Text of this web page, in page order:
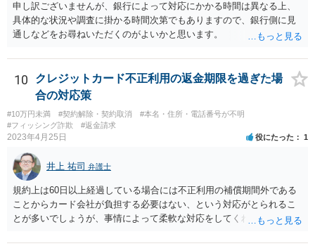
申し訳ございませんが、銀行によって対応にかかる時間は異なる上、
具体的な状況や調査に掛かる時間次第でもありますので、銀行側に見
通しなどをお尋ねいただくのがよいかと思います。
10
クレジットカード不正利用の返金期限を過ぎた場
合の対応策
#10万円未満 #契約解除・契約取消
#本名・住所・電話番号が不明
#フィッシング詐欺
#返金請求
2023年4月25日 役にたった 1
井上 祐司 弁護士
規約上は60日以上経過している場合には不正利用の補償期間外である
ことからカード会社が負担する必要はない、という対応がとられるこ
とが多いでしょうが、事情によって柔軟な対応をしてくれる場合もあ